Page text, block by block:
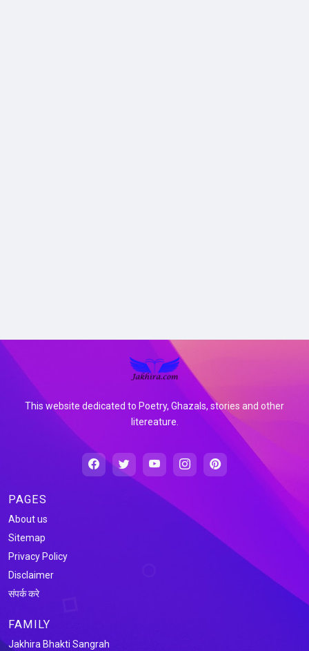
This website dedicated to Poetry, Ghazals, stories and other
litereature.
PAGES
About us
Sitemap
Privacy Policy
Disclaimer
संपर्क करे
FAMILY
Jakhira Bhakti Sangrah